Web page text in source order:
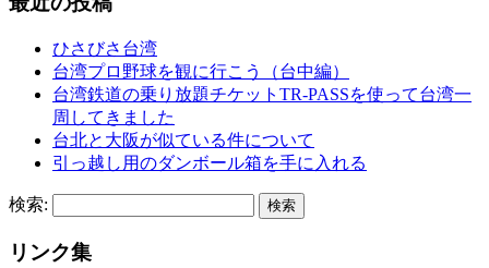
ひさびさ台湾
台湾プロ野球を観に行こう（台中編）
台湾鉄道の乗り放題チケットTR-PASSを使って台湾一
周してきました
台北と大阪が似ている件について
引っ越し用のダンボール箱を手に入れる
検索:
リンク集